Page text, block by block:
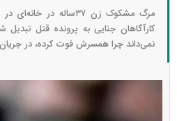
مرگ مشکوک زن ۳۷ساله در
کارآگاهان جنایی به پرونده قتل
نمی‌داند چرا همسرش فوت کرده، در